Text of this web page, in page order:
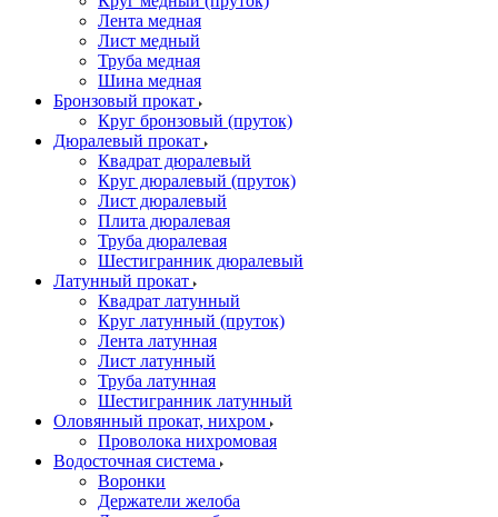
Лента медная
Лист медный
Труба медная
Шина медная
Бронзовый прокат
Круг бронзовый (пруток)
Дюралевый прокат
Квадрат дюралевый
Круг дюралевый (пруток)
Лист дюралевый
Плита дюралевая
Труба дюралевая
Шестигранник дюралевый
Латунный прокат
Квадрат латунный
Круг латунный (пруток)
Лента латунная
Лист латунный
Труба латунная
Шестигранник латунный
Оловянный прокат, нихром
Проволока нихромовая
Водосточная система
Воронки
Держатели желоба